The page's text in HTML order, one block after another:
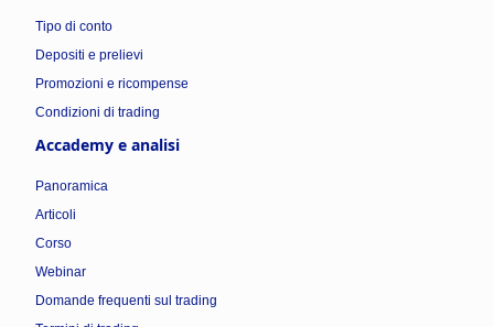
Tipo di conto
Depositi e prelievi
Promozioni e ricompense
Condizioni di trading
Accademy e analisi
Panoramica
Articoli
Corso
Webinar
Domande frequenti sul trading